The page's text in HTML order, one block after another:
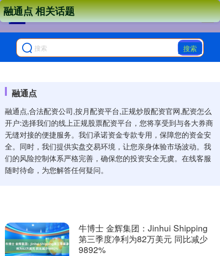
搜索
融通点
融通点,合法配资公司,按月配资平台,正规炒股配资官网,配资怎么
开户:选择我们的线上正规股票配资平台，您将享受到与各大券商
无缝对接的便捷服务。我们承诺资金专款专用，保障您的资金安
全。同时，我们提供实盘交易环境，让您亲身体验市场波动。我
们的风险控制体系严格完善，确保您的投资安全无虞。在线客服
随时待命，为您解答任何疑问。
融通点 相关话题
牛博士 金辉集团：Jinhui Shipping
第三季度净利为82万美元 同比减少
9892%